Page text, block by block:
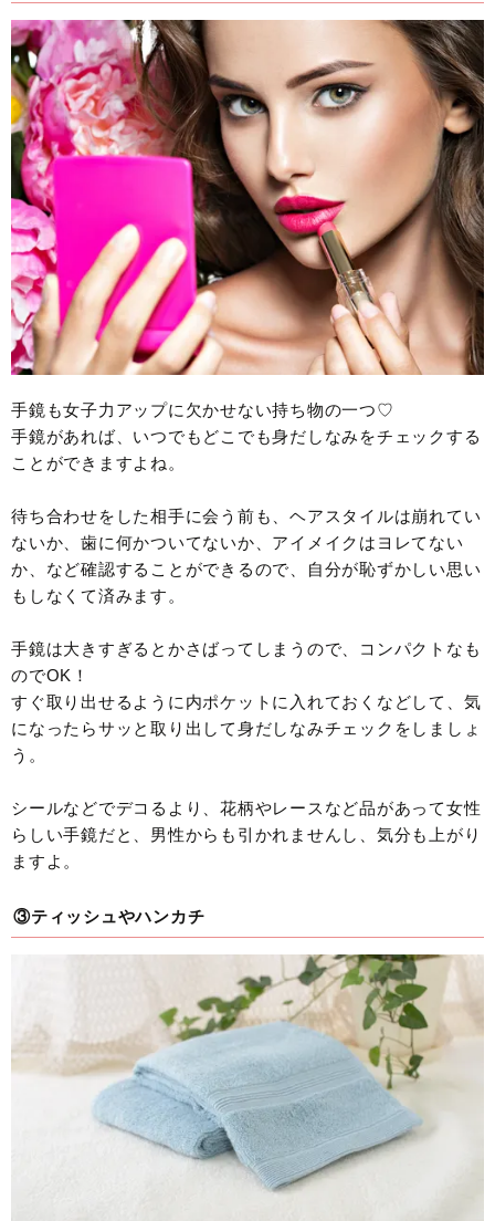
手鏡も女子力アップに欠かせない持ち物の一つ♡
手鏡があれば、いつでもどこでも身だしなみをチェックする
ことができますよね。
待ち合わせをした相手に会う前も、ヘアスタイルは崩れてい
ないか、歯に何かついてないか、アイメイクはヨレてない
か、など確認することができるので、自分が恥ずかしい思い
もしなくて済みます。
手鏡は大きすぎるとかさばってしまうので、コンパクトなも
のでOK！
すぐ取り出せるように内ポケットに入れておくなどして、気
になったらサッと取り出して身だしなみチェックをしましょ
う。
シールなどでデコるより、花柄やレースなど品があって女性
らしい手鏡だと、男性からも引かれませんし、気分も上がり
ますよ。
③ティッシュやハンカチ